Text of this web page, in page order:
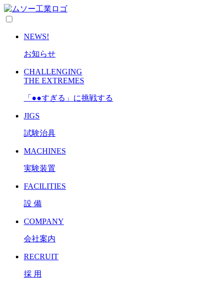
NEWS!
お知らせ
CHALLENGING
THE EXTREMES
「●●すぎる」に挑戦する
JIGS
試験治具
MACHINES
実験装置
FACILITIES
設 備
COMPANY
会社案内
RECRUIT
採 用